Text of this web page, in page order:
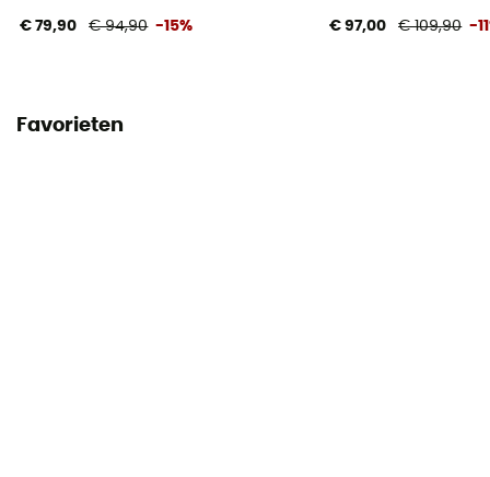
€ 79,90 € 94,90 -15% € 97,00 € 109,90 -
Favorieten